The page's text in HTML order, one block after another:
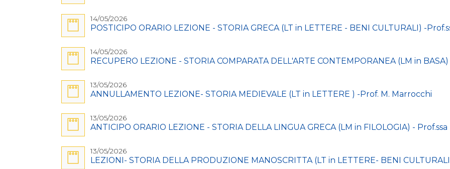
14/05/2026
POSTICIPO ORARIO LEZIONE - STORIA GRECA (LT in LETTERE - BENI CULTURALI) -
14/05/2026
RECUPERO LEZIONE - STORIA COMPARATA DELL'ARTE CONTEMPORANEA (LM in
13/05/2026
ANNULLAMENTO LEZIONE- STORIA MEDIEVALE (LT in LETTERE ) -Prof. M. Marrocchi
13/05/2026
ANTICIPO ORARIO LEZIONE - STORIA DELLA LINGUA GRECA (LM in FILOLOGIA) -
13/05/2026
LEZIONI- STORIA DELLA PRODUZIONE MANOSCRITTA (LT in LETTERE- BENI